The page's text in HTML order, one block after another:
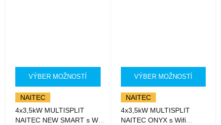
VÝBER MOŽNOSTÍ
NAITEC
4x3,5kW MULTISPLIT
NAITEC NEW SMART s Wifi
VÝBER MOŽNOSTÍ
NAITEC
4x3,5kW MULTISPLIT
NAITEC ONYX s Wifi